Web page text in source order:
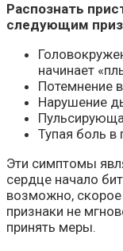
Распознать
следующим
начинает
Потемнение
Нарушение
Тупая боль в
Эти симптомы
сердце начало
возможно,
признаки не
принять меры.